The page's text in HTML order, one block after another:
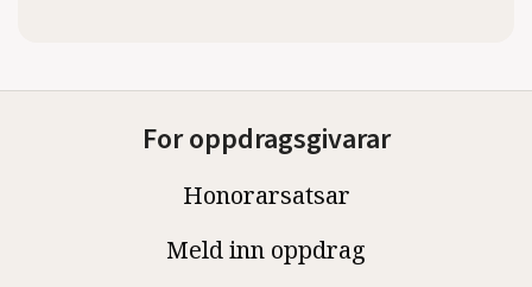
For oppdragsgivarar
Honorarsatsar
Meld inn oppdrag